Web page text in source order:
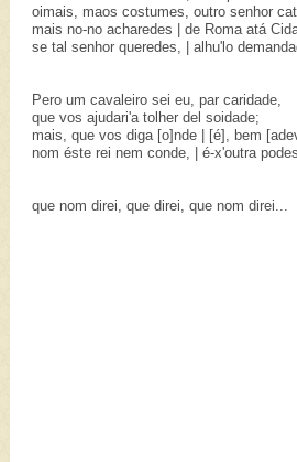
oimais, maos costumes, outro senhor
mais no-no acharedes | de Roma atá
se tal senhor queredes, | alhu'lo
Pero um cavaleiro sei eu, par caridade,
que vos ajudari'a tolher del soidade;
mais, que vos diga [o]nde | [é], bem
nom éste rei nem conde, | é-x'outra
que nom direi, que direi, que nom direi...